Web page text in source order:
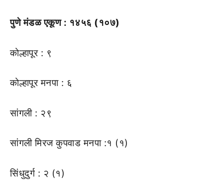
पुणे मंडळ एकूण : १४५६ (१०७)
कोल्हापूर : ९
कोल्हापूर मनपा : ६
सांगली : २९
सांगली मिरज कुपवाड मनपा :१ (१)
सिंधुदुर्ग : २ (१)